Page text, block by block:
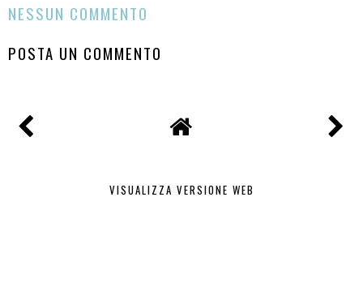
NESSUN COMMENTO
POSTA UN COMMENTO
VISUALIZZA VERSIONE WEB